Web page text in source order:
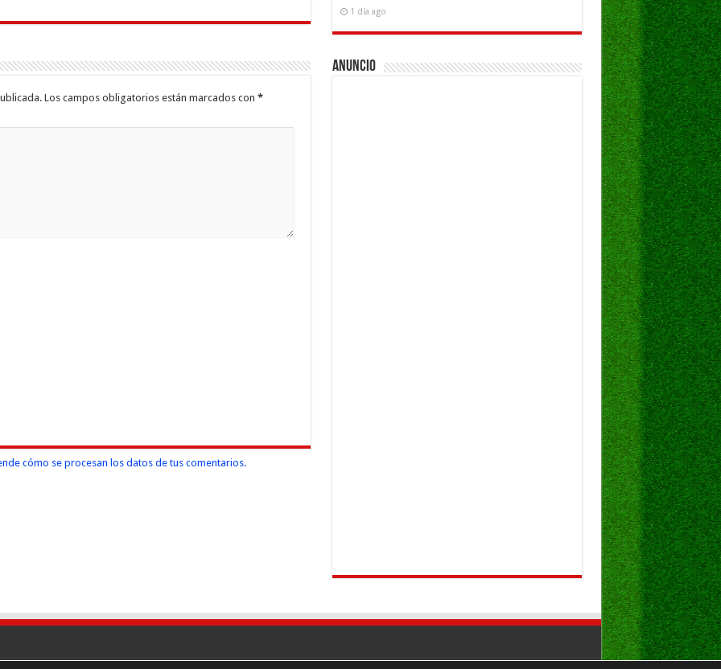
Los campos obligatorios están marcados con *
cómo se procesan los datos de tus comentarios.
1 día ago
Anuncio